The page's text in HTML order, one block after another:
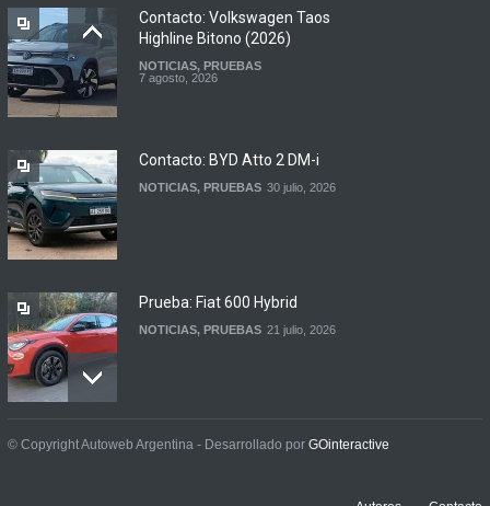
7 agosto, 2026
Argentina y Ecuador
Contacto: Volkswagen Taos
Highline Bitono (2026)
NOTICIAS, PRUEBAS
7 agosto, 2026
Contacto: BYD Atto 2 DM-i
NOTICIAS, PRUEBAS 30 julio, 2026
Prueba: Fiat 600 Hybrid
NOTICIAS, PRUEBAS 21 julio, 2026
Prueba: BYD Song Pro GS
© Copyright Autoweb Argentina - Desarrollado por GOinteractive